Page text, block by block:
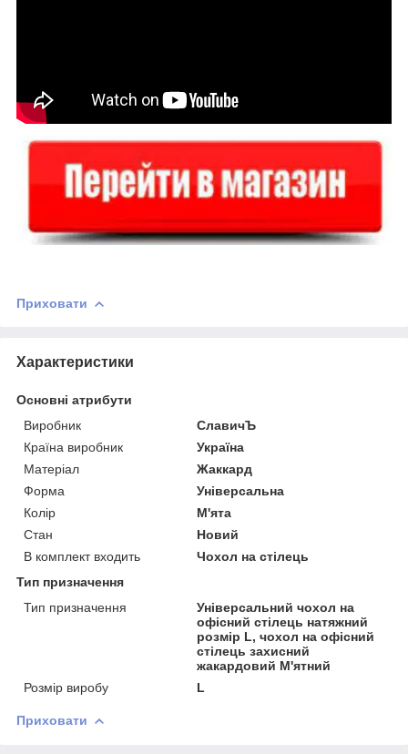
Приховати
Характеристики
Основні атрибути
Виробник
СлавичЪ
Країна виробник
Україна
Матеріал
Жаккард
Форма
Універсальна
Колір
М'ята
Стан
Новий
В комплект входить
Чохол на стілець
Тип призначення
Тип призначення
Універсальний чохол на
офісний стілець натяжний
розмір L, чохол на офісний
стілець захисний
жакардовий М'ятний
Розмір виробу
L
Приховати